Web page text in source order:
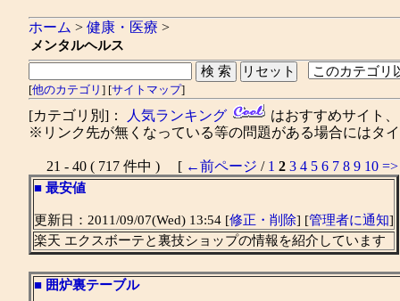
ホーム > 健康・医療 >
メンタルヘルス
[他のカテゴリ ] [サイトマップ]
[カテゴリ別]： 人気ランキング はおすすめサイト、
※リンク先が無くなっている等の問題がある場合にはタ
21 - 40 ( 717 件中 ) [ ←前ページ / 1 2 3 4 5 6 7 8 9 10 =>
■ 最安値
更新日：2011/09/07(Wed) 13:54 [修正・削除] [管理者に通知]
楽天 エクスボーテと裏技ショップの情報を紹介しています
■ 囲炉裏テーブル